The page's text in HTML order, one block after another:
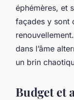
éphémères, et
façades y sont
dans l’âme
un brin
Budget et